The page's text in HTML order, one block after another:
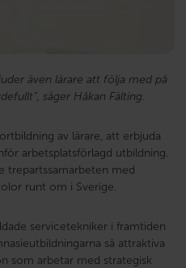
även lärare att följa med på
säger Håkan Fälting.
av lärare, att erbjuda
arbetsplatsförlagd utbildning.
trepartssamarbeten med
runt om i Sverige.
servicetekniker i framtiden
så attraktiva
som arbetar med strategisk